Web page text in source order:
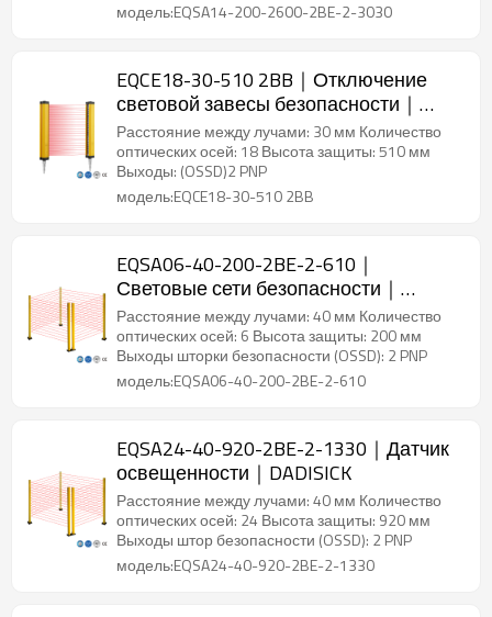
модель:EQSA14-200-2600-2BE-2-3030
EQCE18-30-510 2BB｜Отключение
световой завесы безопасности｜
DADISICK
Расстояние между лучами: 30 мм Количество
оптических осей: 18 Высота защиты: 510 мм
Выходы: (OSSD)2 PNP
модель:EQCE18-30-510 2BB
EQSA06-40-200-2BE-2-610｜
Световые сети безопасности｜
DADISICK
Расстояние между лучами: 40 мм Количество
оптических осей: 6 Высота защиты: 200 мм
Выходы шторки безопасности (OSSD): 2 PNP
модель:EQSA06-40-200-2BE-2-610
EQSA24-40-920-2BE-2-1330｜Датчик
освещенности｜DADISICK
Расстояние между лучами: 40 мм Количество
оптических осей: 24 Высота защиты: 920 мм
Выходы штор безопасности (OSSD): 2 PNP
модель:EQSA24-40-920-2BE-2-1330